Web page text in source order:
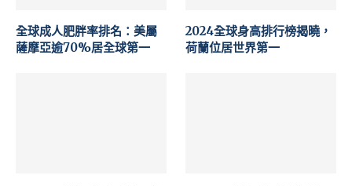
全球成人肥胖率排名：美屬
薩摩亞逾70%居全球第一
2024全球身高排行榜揭曉，
荷蘭位居世界第一